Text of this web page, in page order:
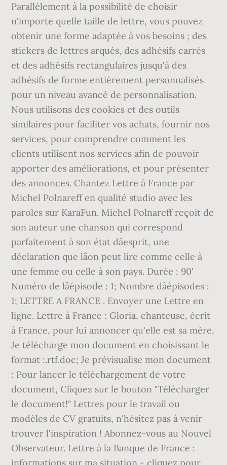
Parallèlement à la possibilité de choisir
n'importe quelle taille de lettre, vous pouvez
obtenir une forme adaptée à vos besoins ; des
stickers de lettres arqués, des adhésifs carrés
et des adhésifs rectangulaires jusqu'à des
adhésifs de forme entièrement personnalisés
pour un niveau avancé de personnalisation.
Nous utilisons des cookies et des outils
similaires pour faciliter vos achats, fournir nos
services, pour comprendre comment les
clients utilisent nos services afin de pouvoir
apporter des améliorations, et pour présenter
des annonces. Chantez Lettre à France par
Michel Polnareff en qualité studio avec les
paroles sur KaraFun. Michel Polnareff reçoit de
son auteur une chanson qui correspond
parfaitement à son état dâesprit, une
déclaration que lâon peut lire comme celle à
une femme ou celle à son pays. Durée : 90'
Numéro de lâépisode : 1; Nombre dâépisodes :
1; LETTRE A FRANCE . Envoyer une Lettre en
ligne. Lettre à France : Gloria, chanteuse, écrit
à France, pour lui annoncer qu'elle est sa mère.
Je télécharge mon document en choisissant le
format :.rtf.doc; Je prévisualise mon document
: Pour lancer le téléchargement de votre
document, Cliquez sur le bouton "Télécharger
le document!" Lettres pour le travail ou
modèles de CV gratuits, n'hésitez pas à venir
trouver l'inspiration ! Abonnez-vous au Nouvel
Observateur. Lettre à la Banque de France :